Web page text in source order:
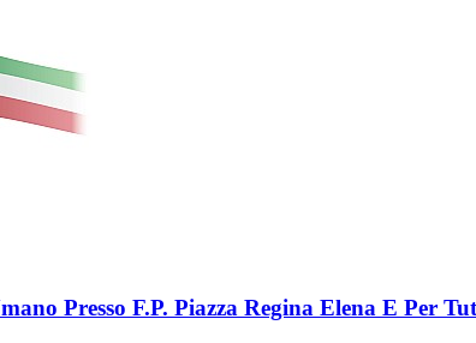
Presso F.P. Piazza Regina Elena E Per